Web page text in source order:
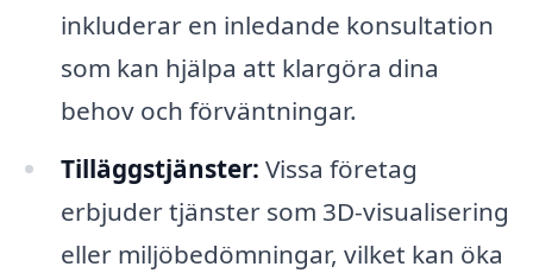
inkluderar en inledande konsultation
som kan hjälpa att klargöra dina
behov och förväntningar.
Tilläggstjänster: Vissa företag
erbjuder tjänster som 3D-visualisering
eller miljöbedömningar, vilket kan öka